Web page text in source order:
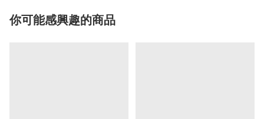
你可能感興趣的商品